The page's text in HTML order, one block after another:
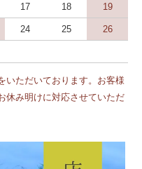
17 18 19
24 25 26
いただいております。お客様
休み明けに対応させていただ